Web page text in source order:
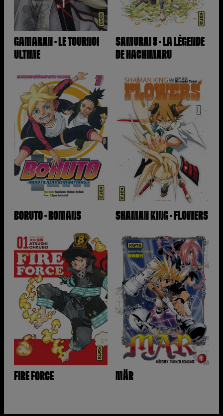
GAMARAN - LE TOURNOI
ULTIME
SAMURAI 8 - LA LÉGENDE
DE HACHIMARU
BORUTO - ROMANS SHAMAN KING - FLOWERS
FIRE FORCE MÄR